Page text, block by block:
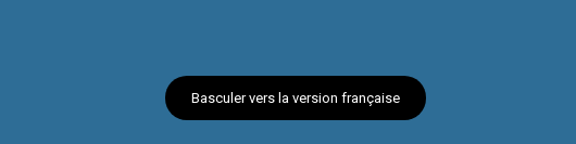
Basculer vers la version française